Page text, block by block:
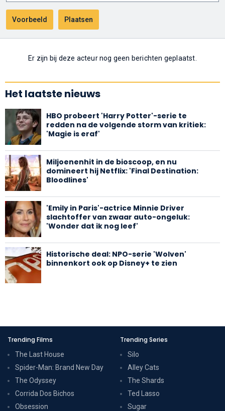
Er zijn bij deze acteur nog geen berichten geplaatst.
Het laatste nieuws
HBO probeert 'Harry Potter'-serie te
redden na de volgende storm van kritiek:
'Magie is eraf'
Miljoenenhit in de bioscoop, en nu
domineert hij Netflix: 'Final Destination:
Bloodlines'
'Emily in Paris'-actrice Minnie Driver
slachtoffer van zwaar auto-ongeluk:
'Wonder dat ik nog leef'
Historische deal: NPO-serie 'Wolven'
binnenkort ook op Disney+ te zien
Trending Films
The Last House
Spider-Man: Brand New Day
The Odyssey
Corrida Dos Bichos
Obsession
Trending Series
Silo
Alley Cats
The Shards
Ted Lasso
Sugar